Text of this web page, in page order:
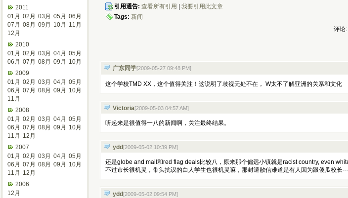
引用通告: 查看所有引用
我要引用此文章
Tags: 新闻
评论:
广东同学[2009-05-27 09:48 PM]
这个学校TMD XX，这个值得关注！这说明了歧视无处不在， W太不了解亚洲的关系和文化
Victoria[2009-05-03 04:57 AM]
听起来是很值得一八的新闻啊，关注最终结果。
ydd [2009-05-02 10:39 PM]
还是globe and mail和red flag deals比较八，原来那个偏远小镇就是racist country, even
不过市长很机灵，带头抗议的白人学生也很机灵嘛，那封遣散信难道是有人因为跟傻瓜校长
ydd [2009-05-02 09:54 PM]
2011
01月 02月 03月 05月 06月
07月 08月 09月 10月
11月
12月
2010
01月 02月 03月 04月 05月
06月 07月 08月 09月
10月
2009
01月 02月 03月 04月 05月
06月 07月 08月 09月
10月
11月
2008
01月 02月 03月 04月 05月
06月 07月 08月 09月
10月
11月
12月
2007
01月 02月 03月 04月 05月
06月 07月 08月 09月
10月
11月
12月
2006
12月